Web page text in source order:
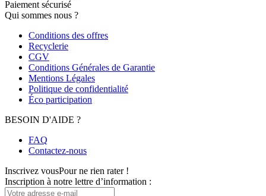
Paiement sécurisé
Qui sommes nous ?
Conditions des offres
Recyclerie
CGV
Conditions Générales de Garantie
Mentions Légales
Politique de confidentialité
Éco participation
BESOIN D'AIDE ?
FAQ
Contactez-nous
Inscrivez vousPour ne rien rater !
Inscription à notre lettre d’information :